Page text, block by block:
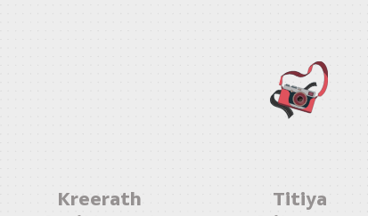
Kreerath Titiya